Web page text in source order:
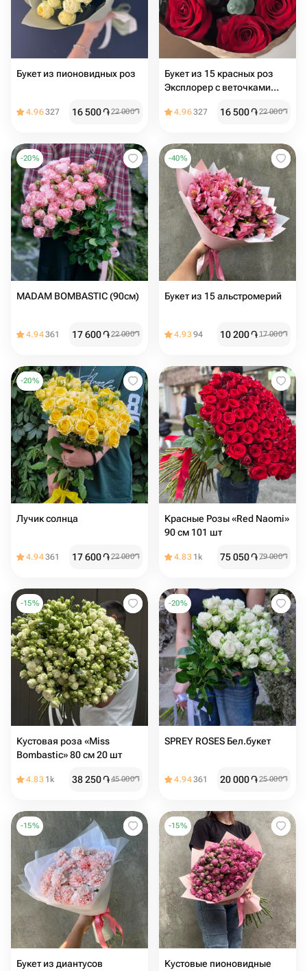
Букет из пионовидных роз
4.96327 16 500֏22 000֏
Букет из 15 красных роз
Эксплорер с веточками
4.96327 16 500֏22 000֏
-20%
MADAM BOMBASTIC (90см)
4.94361 17 600֏22 000֏
-40%
Букет из 15 альстромерий
4.9394 10 200֏17 000֏
-20%
Лучик солнца
4.94361 17 600֏22 000֏
Красные Розы «Red Naomi»
90 см 101 шт
4.83 1k 75 050֏79 000֏
-15%
Кустовая роза «Miss
Bombastic» 80 см 20 шт
4.83 1k 38 250֏45 000֏
-20%
SPREY ROSES Бел.букет
4.94361 20 000֏25 000֏
-15%
Букет из диантусов
-15%
Кустовые пионовидные